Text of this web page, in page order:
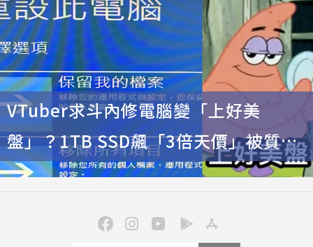
VTuber求斗內修電腦變「上好美
盤」？1TB SSD飆「3倍天價」被質疑
金流跑去哪